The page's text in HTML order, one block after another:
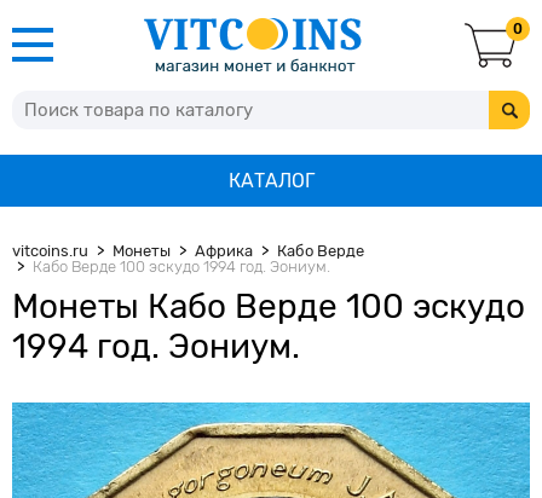
0
КАТАЛОГ
vitcoins.ru Монеты Африка
Кабо Верде
Кабо Верде 100 эскудо 1994 год. Эониум.
Монеты Кабо Верде 100 эскудо
1994 год. Эониум.